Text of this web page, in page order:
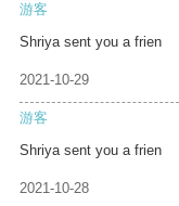
游客
Shriya sent you a frien
2021-10-29
游客
Shriya sent you a frien
2021-10-28